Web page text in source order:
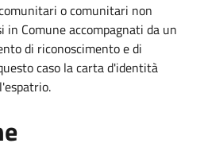
o comunitari non
Comune accompagnati da un
di riconoscimento e di
caso la carta d'identità